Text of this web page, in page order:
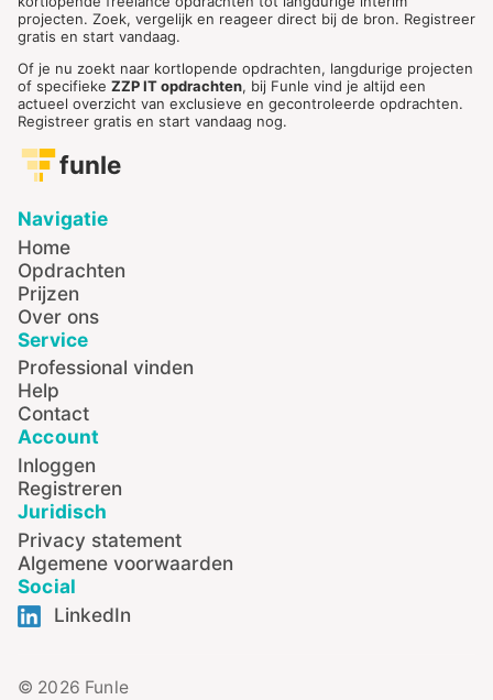
projecten. Zoek, vergelijk en reageer direct bij de bron. Registreer
gratis en start vandaag.
Of je nu zoekt naar kortlopende opdrachten, langdurige projecten
of specifieke ZZP IT opdrachten, bij Funle vind je altijd een
actueel overzicht van exclusieve en gecontroleerde opdrachten.
Registreer gratis en start vandaag nog.
funle
Navigatie
Home
Opdrachten
Prijzen
Over ons
Service
Professional vinden
Help
Contact
Account
Inloggen
Registreren
Juridisch
Privacy statement
Algemene voorwaarden
Social
LinkedIn
© 2026 Funle